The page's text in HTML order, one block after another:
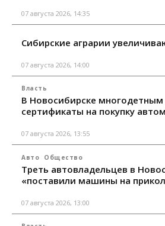
07 августа 2026, 14:35
Сибирские аграрии
07 августа 2026, 14:00
Власть
В Новосибирске
сертификаты на покупку
07 августа 2026, 13:55
Авто Общество
Треть автовладельцев в
«поставили машины на
07 августа 2026, 13:00